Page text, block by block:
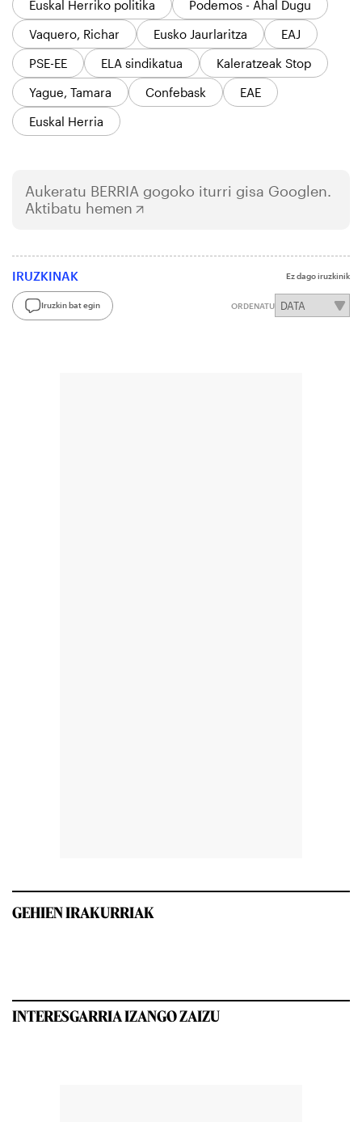
Euskal Herriko politika
Podemos - Ahal Dugu
Vaquero, Richar
Eusko Jaurlaritza
EAJ
PSE-EE
ELA sindikatua
Kaleratzeak Stop
Yague, Tamara
Confebask
EAE
Euskal Herria
Aukeratu BERRIA gogoko iturri gisa Googlen.
Aktibatu hemen
IRUZKINAK Ez dago iruzkinik
Iruzkin bat egin ORDENATU
GEHIEN IRAKURRIAK
INTERESGARRIA IZANGO ZAIZU